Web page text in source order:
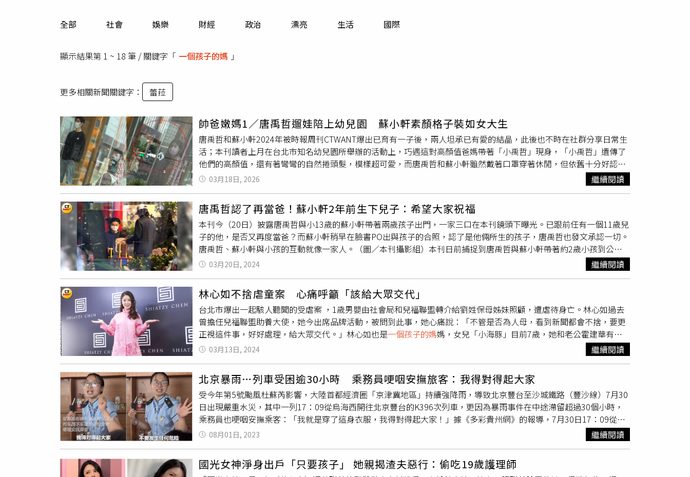
運勢
全部 社會 娛樂 財經 政治 漂亮 生活 國際
顯示結果第 1 ~ 18 筆 / 關鍵字「 一個孩子的媽 」
更多相關新聞關鍵字： 蕾菈
帥爸嫩媽1／唐禹哲遛娃陪上幼兒園 蘇小軒素顏格子裝如女大生
唐禹哲和蘇小軒2024年被時報周刊CTWANT爆出已育有一子後，兩人坦承已有愛的結晶，此後也不時在社群分享日常生
活；本刊讀者上月在台北市知名幼兒園所舉辦的活動上，巧遇這對高顏值爸媽帶著「小禹哲」現身，「小禹哲」遺傳了
他們的高顏值，還有著彎彎的自然捲頭髮，模樣超可愛，而唐禹哲和蘇小軒雖然戴著口罩穿著休閒，但依舊十分好認，
認真陪伴著小孩成長的時時刻刻。唐禹哲和蘇小軒雖然打扮休閒又戴口罩，但仍相當好認。（圖／讀者提供）「小禹
哲」遺傳了爸媽的好基因，長相十分可愛。（圖／讀者提供）上月7日有讀者在某知名幼兒園外巧遇唐禹哲和蘇小軒，
扮，而是換上格子襯衫配上素顏，看起來相當年輕如同女大生一般，至於唐禹哲則依舊穿的是他平時偏好的黑色T恤，
年輕父母看來頗有型。唐禹哲還將「小禹哲」扛上肩頭，「小禹哲」腳上的紅色名牌球鞋很搶眼，帥氣父子倆很難讓人
不多看幾眼，而蘇小軒則一直溫柔地在一旁注視著，雖然去年9月兩人被爆已登記結婚，對此他們並未做出回應，但已
在當個好父母的路上進行著。唐禹哲曾於2023年在節目錄影時向蘇小軒求婚。（圖／翻攝自微博）本刊曾在2024年拍到
唐禹哲和蘇小軒帶著兒子去公園玩。（圖／本刊攝影組）唐禹哲2023年11月在錄製《披荊斬棘的哥哥》節目，無預警向
小他13歲的女友蘇小軒求婚，戒指還是林志穎大方出借，求婚成功後，他又自爆和前女友已有11歲的私生子，並說蘇小
軒也知情。但才事隔四個月，在2024年3月，本刊捕捉到他們不僅是兩人世界，更戲劇性地演化成「一家三口」，一牽
著一個年約2歲的小孩到公園玩，上演親子樂園的畫面實在讓人驚掉下巴。唐禹哲與蘇小軒常分享一家三口的可愛照
片。（圖／翻攝自臉書）新聞曝光後，蘇小軒隨即在臉書上PO出跟小孩的合照，並寫下：「本來想找個好一點的時機點
跟大家說，我的小情人。」認了本刊所拍到的就是她與唐禹哲所生的孩子，但年輕貌美，身材好到看不出已是一個孩子
的媽。而唐禹哲也發文強調「自己私底下習慣生活低調，不喜歡張揚，爭搶，……除了自己，也不是很希望我的任何家
人因為我被注目，或公開去說，所以很多事情選擇不回應，想给家人空間和保護。」但也表示以後如果大家想看就會分
享，希望得到大家祝福。而小倆口也真沒食言，此後經常分享可愛的親子生活照，看起來十分幸福。
03月18日, 2026 繼續閱讀
唐禹哲認了再當爸！蘇小軒2年前生下兒子：希望大家祝福
本刊今（20日）披露唐禹哲與小13歲的蘇小軒帶著兩歲孩子出門，一家三口在本刊鏡頭下曝光。已跟前任有一個11歲兒
子的他，是否又再度當爸？而蘇小軒稍早在臉書PO出與孩子的合照，認了是他倆所生的孩子，唐禹哲也發文承認一切。
唐禹哲、蘇小軒與小孩的互動就像一家人。（圖／本刊攝影組）本刊日前捕捉到唐禹哲與蘇小軒帶著約2歲小孩到公園
玩，畫面溫馨如同一家三口。也觀察到蘇小軒近期的生活都在帶小孩，工作結束後，立刻就趕回家帶孩子出門玩，也曾
拍到她帶著小孩跟娘家人吃飯同享天倫。蘇小軒po出與小孩的合照承認一切。（圖／翻攝蘇小軒臉書）蘇小軒在臉書上
的孩子。現年26歲的她，推估下來應該是24歲產子，身材好到看不出已是
都知道，其實我私底下習慣生活低調，不喜歡張揚，爭搶，不工作時候也不喜歡人多的地方，所以之前除了自己，也不
是很希望我的任何家人因為我被注目，或公開去說，所以很多事情選擇不回應，想给家人空間和保護。這樣的決定，也
是兩面刃，但不管怎麼樣，都希望我身邊的每個人都能好，也努力成為更好的人，以後如果想看，我們來跟大家分享，
也希望大家祝福。
03月20日, 2024 繼續閱讀
林心如不捨虐童案 心痛呼籲「該給大眾交代」
台北市爆出一起駭人聽聞的受虐案 ，1歲男嬰由社會局和兒福聯盟轉介給劉姓保母姊妹照顧，遭虐待身亡。林心如過去
曾擔任兒福聯盟助養大使，她今出席品牌活動，被問到此事，她心痛說：「不管是否為人母，看到新聞都會不捨，要更
正視這件事，好好處理，給大眾交代。」林心如也是一個孩子的媽媽，女兒「小海豚」目前7歲，她和老公霍建華有默
契，就算工作忙碌，也盡可能留1人在家陪伴小孩成長，即便如此，他們仍有找保母來照顧寶貝女兒，她說：「保母是
自己的親戚，從小就帶到大，若是我們夫妻倆都離開家，會請媽媽或是婆婆來家裡，不會只有小孩和保母獨自相處。」
並說她觀察保母對於小孩、夫妻的態度都很好，所以比較放心。此外，她老公霍建華傳出最近在台灣拍劉若英執導以長
照為主題的影集《忘了我記得》，而他將與金鐘金馬雙料影后謝盈萱搭檔，對於老公的工作，林心如微笑不多回應。
03月13日, 2024 繼續閱讀
北京暴雨…列車受困逾30小時 乘務員哽咽安撫旅客：我得對得起大家
受今年第5號颱風杜蘇芮影響，大陸首都經濟圈「京津冀地區」持續強降雨，導致北京豐台至沙城鐵路（豐沙線）7月30
日出現嚴重水災，其中一列17：09從烏海西開往北京豐台的K396次列車，更因為暴雨事件在中途滯留超過30個小時，
乘務員也哽咽安撫乘客：「我就是穿了這身衣服，我得對得起大家！」據《多彩貴州網》的報導，7月30日17：09從烏
海西開往北京豐台的K396次列車，因暴雨遭遇突發事件，在中途停留。李女聲稱，自己的男友在K396次列車上，7月30
日06：05於張家口站上車，原定7月30日09：30到達北京豐台站，但截至目前仍滯留在列車上，滯留時間超過26小時。
此前列車曾承諾乘客可於7月30日晚上21點左右下車。另據《人民日報》的報導，記者透過中國鐵路呼和浩特局集團有
限公司得知，K396次列車在運行至北京市境內落坡嶺站臨時停車躲避突發事件，旅客當下均處於安全狀態，北京局也為
08月01日, 2023 繼續閱讀
國光女神淨身出戶「只要孩子」 她親揭渣夫惡行：偷吃19歲護理師